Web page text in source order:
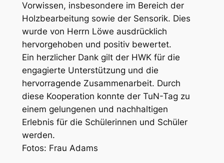
Vorwissen, insbesondere im Bereich der
Holzbearbeitung sowie der Sensorik. Dies
wurde von Herrn Löwe ausdrücklich
hervorgehoben und positiv bewertet.
Ein herzlicher Dank gilt der HWK für die
engagierte Unterstützung und die
hervorragende Zusammenarbeit. Durch
diese Kooperation konnte der TuN-Tag zu
einem gelungenen und nachhaltigen
Erlebnis für die Schülerinnen und Schüler
werden.
Fotos: Frau Adams